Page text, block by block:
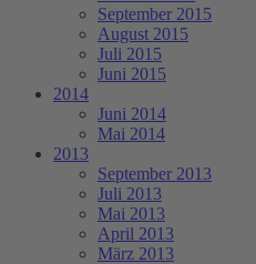
September 2015
August 2015
Juli 2015
Juni 2015
2014
Juni 2014
Mai 2014
2013
September 2013
Juli 2013
Mai 2013
April 2013
März 2013